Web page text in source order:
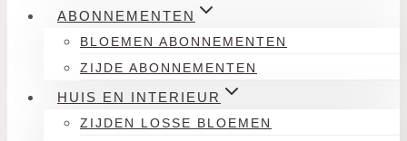
ABONNEMENTEN
BLOEMEN ABONNEMENTEN
ZIJDE ABONNEMENTEN
HUIS EN INTERIEUR
ZIJDEN LOSSE BLOEMEN